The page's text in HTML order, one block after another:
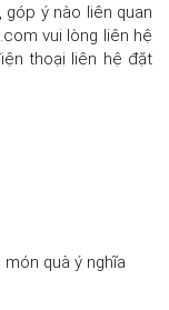
ý nào liên quan
vui lòng liên hệ
thoại liên hệ đặt
quà ý nghĩa